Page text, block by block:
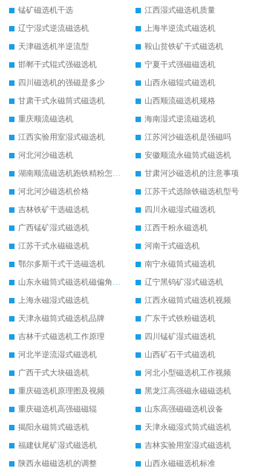
锰矿磁选机干选
江西湿式磁选机质量
辽宁湿式逆流磁选机
上海半逆流式磁选机
天津磁选机半逆流型
鞍山贫铁矿干式磁选机
邯郸干式辊式强磁选机
宁夏干式强磁磁选机
四川磁选机的强磁是多少
山西永磁辊式磁选机
甘肃干式永磁筒式磁选机
山西顺流磁选机规格
重庆顺流磁选机
海南湿式逆流磁选机
江西实验用室湿式磁选机
江苏河沙磁选机是强磁吗
河北河沙磁选机
安徽顺流永磁筒式磁选机
湖南顺流磁选机跑铁精粉怎么处理
甘肃河沙磁选机的注意事项
河北河沙磁选机价格
江苏干式选除铁磁选机型号
吉林铁矿干选磁选机
四川永磁湿式磁选机
广西锰矿湿式磁选机
江西干粉永磁选机
江苏干式永磁磁选机
河南干式磁选机
鄂尔多斯干式干选磁选机
南宁永磁筒式磁选机
山东永磁筒式磁选机磁偏角怎么调整
辽宁黑钨矿湿式磁选机
上海永磁湿式磁选机
江西永磁筒式磁选机视频
天津永磁筒式磁选机品牌
广东干式铁粉磁选机
吉林干式磁选机工作原理
四川锰矿湿式磁选机
河北半逆流湿式磁选机
山西矿石干式磁选机
广西干式大块磁选机
河北小型磁选机工作视频
重庆磁选机原理图及视频
黑龙江高强磁永磁磁选机
重庆磁选机高强磁磁辊
山东高强磁磁选机设备
揭阳永磁筒式磁选机
天津永磁湿式筒式磁选机
福建钛尾矿湿式磁选机
吉林实验用室湿式磁选机
陕西永磁磁选机的调整
山西永磁磁选机标准